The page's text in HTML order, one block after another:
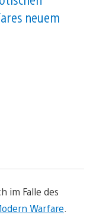
neuem
im Falle des
Warfare